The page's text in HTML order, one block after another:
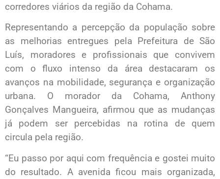
corredores viários da região da Cohama.
Representando a percepção da população sobre
as melhorias entregues pela Prefeitura de São
Luís, moradores e profissionais que convivem
com o fluxo intenso da área destacaram os
avanços na mobilidade, segurança e organização
urbana. O morador da Cohama, Anthony
Gonçalves Mangueira, afirmou que as mudanças
já podem ser percebidas na rotina de quem
circula pela região.
“Eu passo por aqui com frequência e gostei muito
do resultado. A avenida ficou mais organizada,